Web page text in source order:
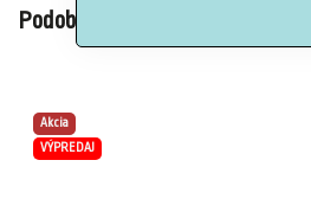
Podobné (1)
Akcia
VÝPREDAJ